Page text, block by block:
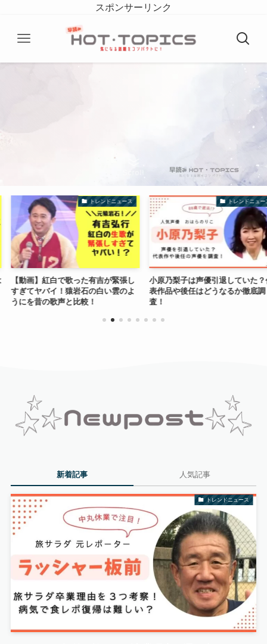
スポンサーリンク
トレンドニュース
た有吉が緊張し
石の白い雲のよ
比較！
トレンドニュース
小原乃梨子は声優引退していた？代
表作品や後任はどうなるか徹底調
査！
久保木愛弓の
絶！事件の背
新着記事 人気記事
トレンドニュース